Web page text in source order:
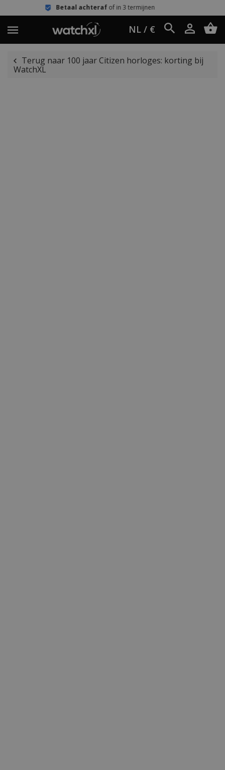
Betaal achteraf of in 3 termijnen
NL / €
Terug naar 100 jaar Citizen horloges: korting bij
WatchXL